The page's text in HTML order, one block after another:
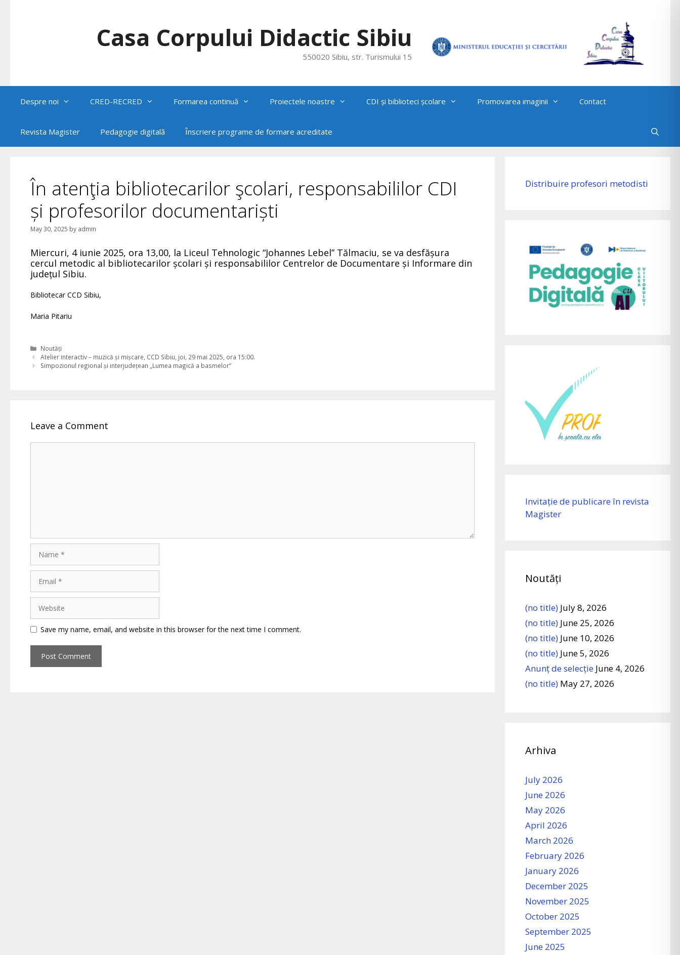
Casa Corpului Didactic Sibiu
550020 Sibiu, str. Turismului 15
Despre noi CRED-RECRED Formarea continuă Proiectele noastre CDI și biblioteci școlare Promovarea imaginii Contact
Revista Magister Pedagogie digitală Înscriere programe de formare acreditate
În atenţia bibliotecarilor şcolari, responsabililor CDI
și profesorilor documentariști
May 30, 2025 by admin
Miercuri, 4 iunie 2025, ora 13,00, la Liceul Tehnologic “Johannes Lebel” Tălmaciu, se va desfășura
cercul metodic al bibliotecarilor școlari și responsabililor Centrelor de Documentare și Informare din
județul Sibiu.
Bibliotecar CCD Sibiu,
Maria Pitariu
Categories
Noutăți
Atelier interactiv – muzică și mișcare, CCD Sibiu, joi, 29 mai 2025, ora 15:00.
Simpozionul regional și interjudețean „Lumea magică a basmelor”
Leave a Comment
Save my name, email, and website in this browser for the next time I comment.
Distribuire profesori metodisti
Invitație de publicare în revista
Magister
Noutăți
(no title) July 8, 2026
(no title) June 25, 2026
(no title) June 10, 2026
(no title) June 5, 2026
Anunț de selecție June 4, 2026
(no title) May 27, 2026
Arhiva
July 2026
June 2026
May 2026
April 2026
March 2026
February 2026
January 2026
December 2025
November 2025
October 2025
September 2025
June 2025